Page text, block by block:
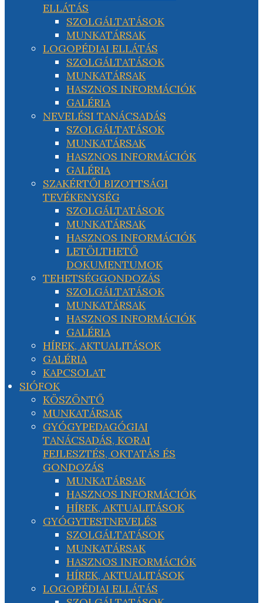
ELLÁTÁS
SZOLGÁLTATÁSOK
MUNKATÁRSAK
LOGOPÉDIAI ELLÁTÁS
SZOLGÁLTATÁSOK
MUNKATÁRSAK
HASZNOS INFORMÁCIÓK
GALÉRIA
NEVELÉSI TANÁCSADÁS
SZOLGÁLTATÁSOK
MUNKATÁRSAK
HASZNOS INFORMÁCIÓK
GALÉRIA
SZAKÉRTŐI BIZOTTSÁGI
TEVÉKENYSÉG
SZOLGÁLTATÁSOK
MUNKATÁRSAK
HASZNOS INFORMÁCIÓK
LETÖLTHETŐ
DOKUMENTUMOK
TEHETSÉGGONDOZÁS
SZOLGÁLTATÁSOK
MUNKATÁRSAK
HASZNOS INFORMÁCIÓK
GALÉRIA
HÍREK, AKTUALITÁSOK
GALÉRIA
KAPCSOLAT
SIÓFOK
KÖSZÖNTŐ
MUNKATÁRSAK
GYÓGYPEDAGÓGIAI
TANÁCSADÁS, KORAI
FEJLESZTÉS, OKTATÁS ÉS
GONDOZÁS
MUNKATÁRSAK
HASZNOS INFORMÁCIÓK
HÍREK, AKTUALITÁSOK
GYÓGYTESTNEVELÉS
SZOLGÁLTATÁSOK
MUNKATÁRSAK
HASZNOS INFORMÁCIÓK
HÍREK, AKTUALITÁSOK
LOGOPÉDIAI ELLÁTÁS